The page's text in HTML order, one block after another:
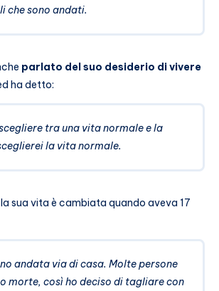
che sono andati.
parlato del suo desiderio di vivere
ha detto:
tra una vita normale e la
la vita normale.
sua vita è cambiata quando aveva 17
andata via di casa. Molte persone
morte, così ho deciso di tagliare con